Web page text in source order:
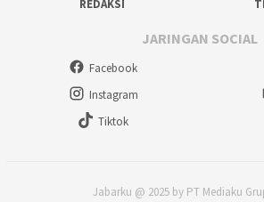
REDAKSI
JARINGAN SOCIAL
Facebook
Instagram
Tiktok
Jabarku @ 2025 by PT Mediaku